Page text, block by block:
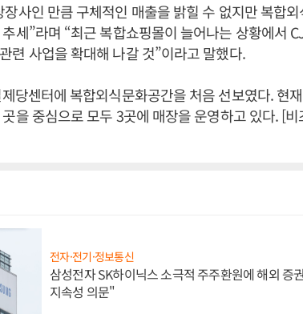
사인 만큼 구체적인 매출을 밝힐 수 없지만 복합
세”라며 “최근 복합쇼핑몰이 늘어나는 상황에서
련 사업을 확대해 나갈 것”이라고 말했다.
당센터에 복합외식문화공간을 처음 선보였다. 현
을 중심으로 모두 3곳에 매장을 운영하고 있다. [
전자·전기·정보통신
삼성전자 SK하이닉스 소극적 주주환원에 해외 증
지속성 의문"